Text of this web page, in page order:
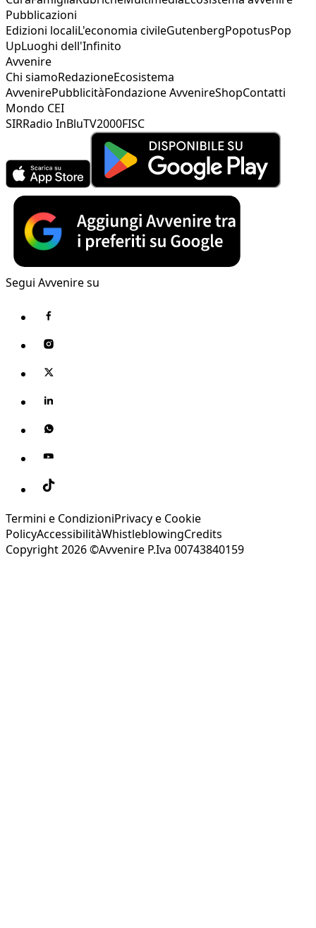
Pubblicazioni
Edizioni localiL'economia civileGutenbergPopotusPop
UpLuoghi dell'Infinito
Avvenire
Chi siamoRedazioneEcosistema
AvvenirePubblicitàFondazione AvvenireShopContatti
Mondo CEI
SIRRadio InBluTV2000FISC
Segui Avvenire su
Termini e CondizioniPrivacy e Cookie
PolicyAccessibilitàWhistleblowingCredits
Copyright 2026 ©Avvenire P.Iva 00743840159